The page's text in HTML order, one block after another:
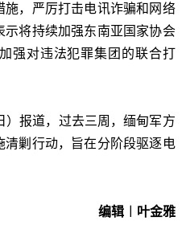
施，严厉打击电讯诈骗和网络
将持续加强东南亚国家协会
强对违法犯罪集团的联合打
报道，过去三周，缅甸军方
剿行动，旨在分阶段驱逐电
编辑︱叶金雅